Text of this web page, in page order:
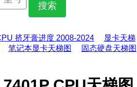
搜索
挤牙膏进度 2008-2024
显卡天梯
笔记本显卡天梯图
固态硬盘天梯图